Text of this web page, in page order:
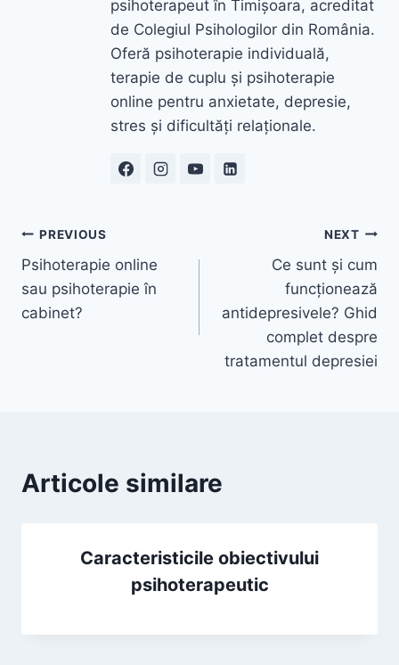
psihoterapeut în Timișoara, acreditat
de Colegiul Psihologilor din România.
Oferă psihoterapie individuală,
terapie de cuplu și psihoterapie
online pentru anxietate, depresie,
stres și dificultăți relaționale.
Navigare
în
articole
PREVIOUS
Psihoterapie online
sau psihoterapie în
cabinet?
NEXT
Ce sunt și cum
funcționează
antidepresivele? Ghid
complet despre
tratamentul depresiei
Articole similare
Caracteristicile obiectivului
psihoterapeutic